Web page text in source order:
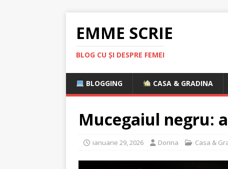
EMME SCRIE
BLOG CU ȘI DESPRE FEMEI
BLOGGING CASA & GRADINA
Mucegaiul negru:
ianuarie 29, 2026 Dorina Casa &